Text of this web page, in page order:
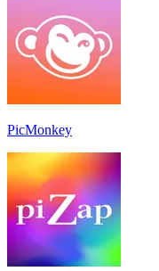
PicMonkey